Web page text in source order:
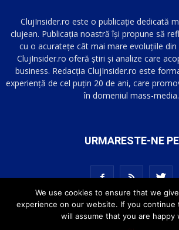
ClujInsider.ro este o publicație dedicată
clujean. Publicația noastră își propune să
cu o acuratețe cât mai mare evoluțiile
ClujInsider.ro oferă știri și analize care
business. Redacția ClujInsider.ro este
experiență de cel puțin 20 de ani, care
în domeniul mass-media.
URMARESTE-NE PE
We use cookies to ensure that we
experience on our website. If you continue
will assume that you are happy